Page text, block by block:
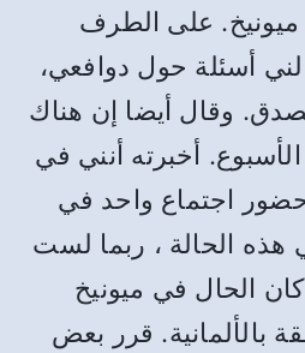
ميونيخ. على الطرف
أسئلة حول دوافعي،
وقال أيضا إن هناك
أخبرته أنني في
اجتماع واحد في
هذه الحالة ، ربما لست
الحال في ميونيخ
بالألمانية. قرر بعض